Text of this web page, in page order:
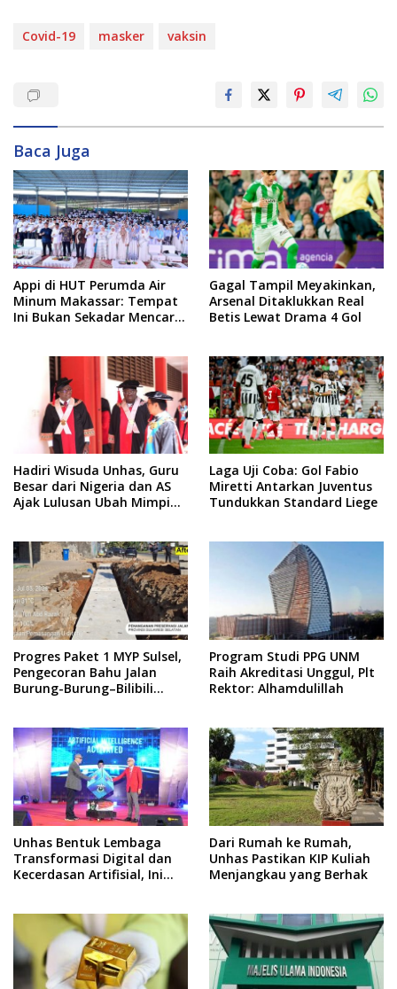
Covid-19 masker vaksin
Baca Juga
Appi di HUT Perumda Air
Minum Makassar: Tempat
Ini Bukan Sekadar Mencari
Gagal Tampil Meyakinkan,
Arsenal Ditaklukkan Real
Betis Lewat Drama 4 Gol
Hadiri Wisuda Unhas, Guru
Besar dari Nigeria dan AS
Ajak Lulusan Ubah Mimpi
Laga Uji Coba: Gol Fabio
Miretti Antarkan Juventus
Tundukkan Standard Liege
Progres Paket 1 MYP Sulsel,
Pengecoran Bahu Jalan
Burung-Burung–Bilibili
Program Studi PPG UNM
Raih Akreditasi Unggul, Plt
Rektor: Alhamdulillah
Unhas Bentuk Lembaga
Transformasi Digital dan
Kecerdasan Artifisial, Ini
Dari Rumah ke Rumah,
Unhas Pastikan KIP Kuliah
Menjangkau yang Berhak